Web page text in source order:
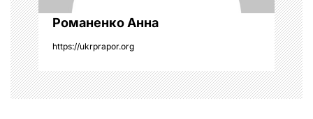
Романенко Анна
https://ukrprapor.org